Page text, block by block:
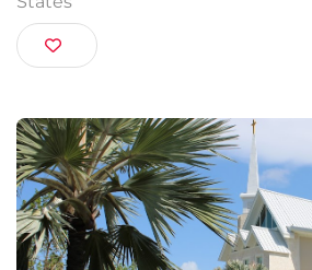
32 Ocean Reef Dr, Key
States